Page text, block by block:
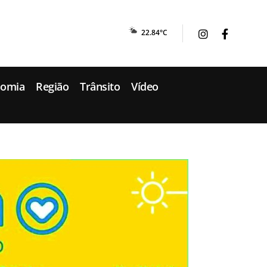
22.84°C
Região Trânsito Vídeo